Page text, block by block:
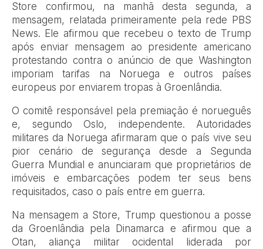
Store confirmou, na manhã desta segunda, a
mensagem, relatada primeiramente pela rede PBS
News. Ele afirmou que recebeu o texto de Trump
após enviar mensagem ao presidente americano
protestando contra o anúncio de que Washington
imporiam tarifas na Noruega e outros países
europeus por enviarem tropas à Groenlândia.
O comitê responsável pela premiação é norueguês
e, segundo Oslo, independente. Autoridades
militares da Noruega afirmaram que o país vive seu
pior cenário de segurança desde a Segunda
Guerra Mundial e anunciaram que proprietários de
imóveis e embarcações podem ter seus bens
requisitados, caso o país entre em guerra.
Na mensagem a Store, Trump questionou a posse
da Groenlândia pela Dinamarca e afirmou que a
Otan, aliança militar ocidental liderada por